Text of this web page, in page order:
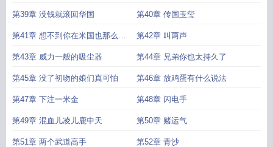
第39章 没钱就滚回华国 第40章 传国玉玺
第41章 想不到你在米国也那么受
欢迎
第42章 叫两声
第43章 威力一般的吸尘器 第44章 兄弟你也太持久了
第45章 没了初吻的娘们真可怕 第46章 放鸡蛋有什么说法
第47章 下注一米金 第48章 闪电手
第49章 混血儿凌儿鹿中天 第50章 赌运气
第51章 两个武道高手 第52章 青沙